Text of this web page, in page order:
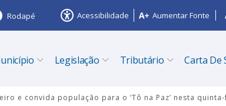
Rodapé Acessibilidade Aumentar Fonte
Legislação Tributário Carta De
e convida população para o ‘Tô na Paz’ nesta